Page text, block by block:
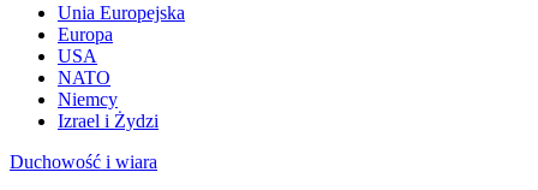
Unia Europejska
Europa
USA
NATO
Niemcy
Izrael i Żydzi
Duchowość i wiara